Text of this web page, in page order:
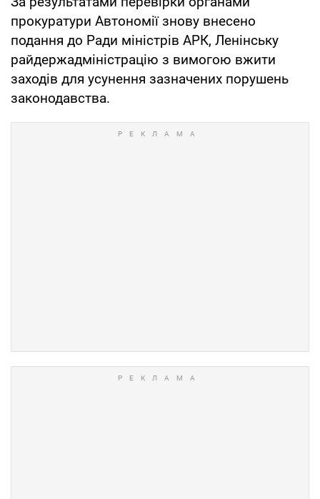
прокуратури Автономії знову внесено
подання до Ради міністрів АРК, Ленінську
райдержадміністрацію з вимогою вжити
заходів для усунення зазначених порушень
законодавства.